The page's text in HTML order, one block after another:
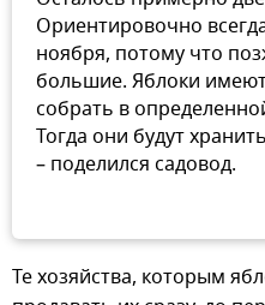
Ориентировочно
ноября, потому что
большие. Яблоки
собрать в
Тогда они будут
– поделился садовод.
Те хозяйства, которым